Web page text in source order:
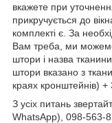
вкажете при
прикручується до
комплекті є. За
Вам треба, ми
штори і назва
штори вказано з
краях кронштейнів)
З усіх питань
WhatsApp), 098-563-